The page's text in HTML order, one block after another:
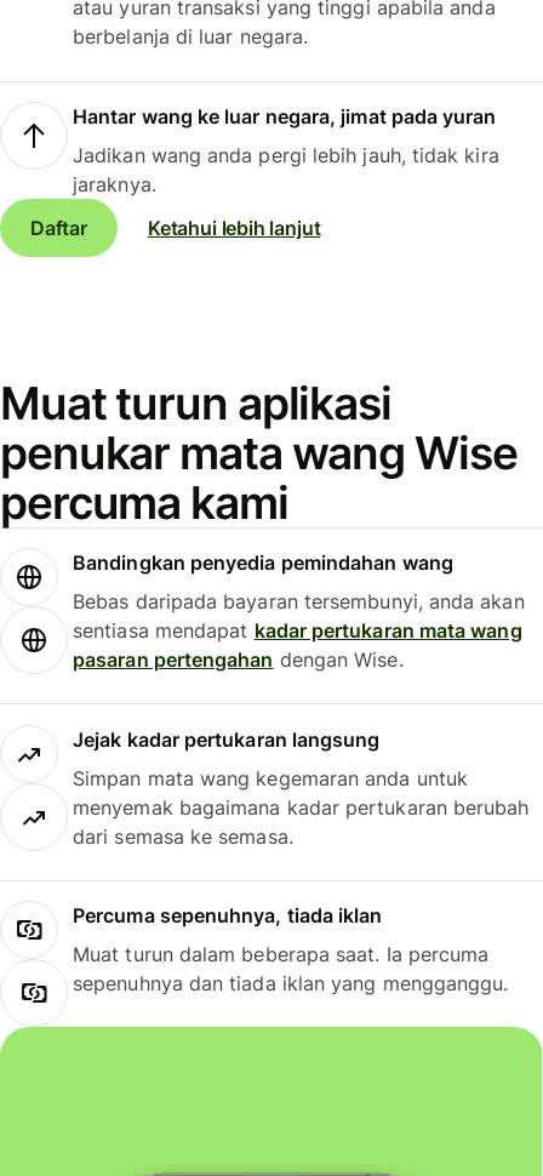
atau yuran transaksi yang tinggi apabila anda
berbelanja di luar negara.
Hantar wang ke luar negara, jimat pada yuran
Jadikan wang anda pergi lebih jauh, tidak kira
jaraknya.
Daftar
Ketahui lebih lanjut
Muat turun aplikasi
penukar mata wang Wise
percuma kami
Bandingkan penyedia pemindahan wang
Bebas daripada bayaran tersembunyi, anda akan
sentiasa mendapat kadar pertukaran mata wang
pasaran pertengahan dengan Wise.
Jejak kadar pertukaran langsung
Simpan mata wang kegemaran anda untuk
menyemak bagaimana kadar pertukaran berubah
dari semasa ke semasa.
Percuma sepenuhnya, tiada iklan
Muat turun dalam beberapa saat. Ia percuma
sepenuhnya dan tiada iklan yang mengganggu.